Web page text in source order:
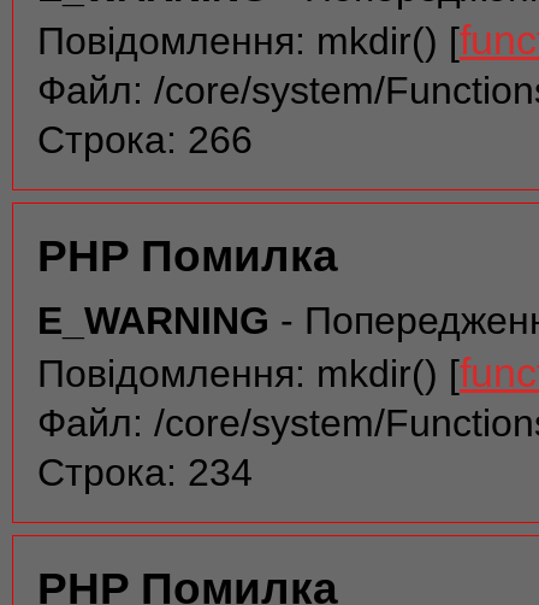
Повідомлення: mkdir() [
Файл: /core/system/
Строка: 266
PHP Помилка
E_WARNING -
Повідомлення: mkdir() [
Файл: /core/system/
Строка: 234
PHP Помилка